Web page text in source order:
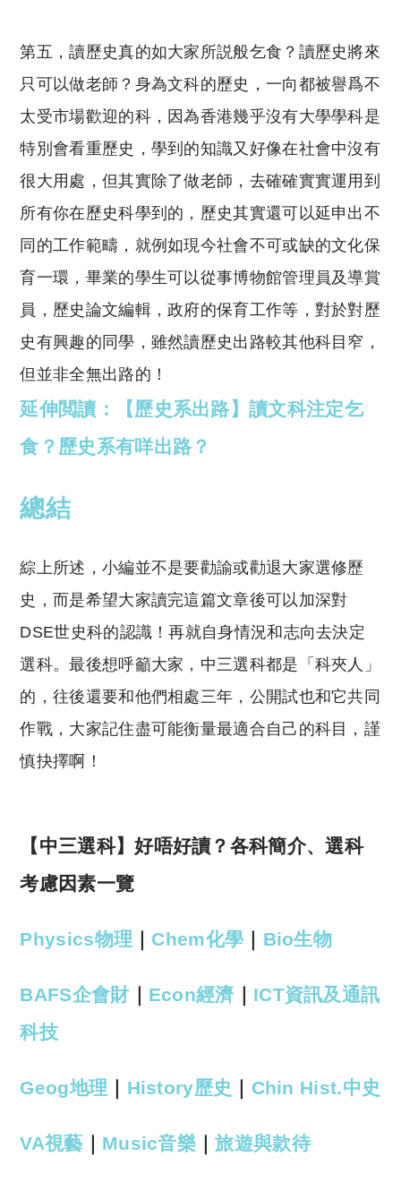
第五，讀歷史真的如大家所説般乞食？讀歷史將來
只可以做老師？身為文科的歷史，一向都被譽爲不
太受市場歡迎的科，因為香港幾乎沒有大學學科是
特別會看重歷史，學到的知識又好像在社會中沒有
很大用處，但其實除了做老師，去確確實實運用到
所有你在歷史科學到的，歷史其實還可以延申出不
同的工作範疇，就例如現今社會不可或缺的文化保
育一環，畢業的學生可以從事博物館管理員及導賞
員，歷史論文編輯，政府的保育工作等，對於對歷
史有興趣的同學，雖然讀歷史出路較其他科目窄，
但並非全無出路的！
延伸閲讀：【歷史系出路】讀文科注定乞
食？歷史系有咩出路？
總結
綜上所述，小編並不是要勸諭或勸退大家選修歷
史，而是希望大家讀完這篇文章後可以加深對
DSE世史科的認識！再就自身情況和志向去決定
選科。最後想呼籲大家，中三選科都是「科夾人」
的，往後還要和他們相處三年，公開試也和它共同
作戰，大家記住盡可能衡量最適合自己的科目，謹
慎抉擇啊！
【中三選科】好唔好讀？各科簡介、選科
考慮因素一覽
Physics物理 Chem化學 Bio生物
BAFS企會財｜ Econ經濟｜ ICT資訊及通訊
科技
Geog地理 History歷史 Chin Hist.中史
VA視藝 Music音樂 ｜旅遊與款待